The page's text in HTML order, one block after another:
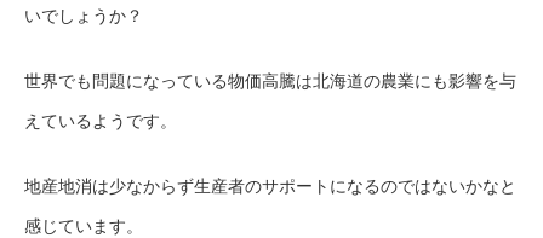
いでしょうか？
世界でも問題になっている物価高騰は北海道の農業にも影響を与
えているようです。
地産地消は少なからず生産者のサポートになるのではないかなと
感じています。